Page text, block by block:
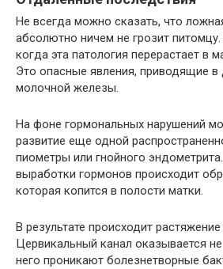
Не всегда можно сказать, что
абсолютно ничем не грозит
когда эта патология перерастает в
Это опасные явления, приводящие
молочной железы.
На фоне гормональных нарушений
развитие еще одной
пиометры или гнойного
выработки гормонов происходит
которая копится в полости матки.
В результате происходит растяжение
Цервикальный канал оказывается
него проникают болезнетворные